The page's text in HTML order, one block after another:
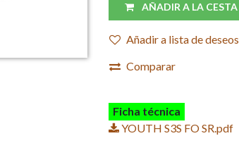
AÑADIR A LA CESTA
Añadir a lista de deseos
Comparar
Ficha técnica
YOUTH S3S FO SR.pdf